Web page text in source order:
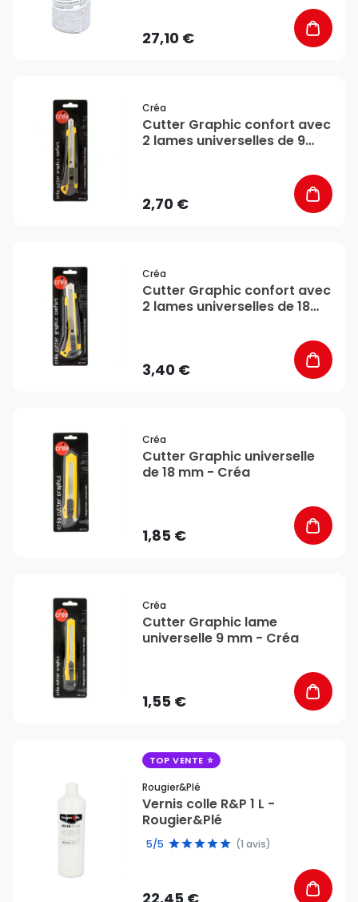
27,10 €
Créa
Cutter Graphic confort avec
2 lames universelles de 9
2,70 €
Créa
Cutter Graphic confort avec
2 lames universelles de 18
3,40 €
Créa
Cutter Graphic universelle
de 18 mm - Créa
1,85 €
Créa
Cutter Graphic lame
universelle 9 mm - Créa
1,55 €
TOP VENTE
Rougier&plé
Vernis colle R&P 1 L -
Rougier&Plé
5/5 (1 avis)